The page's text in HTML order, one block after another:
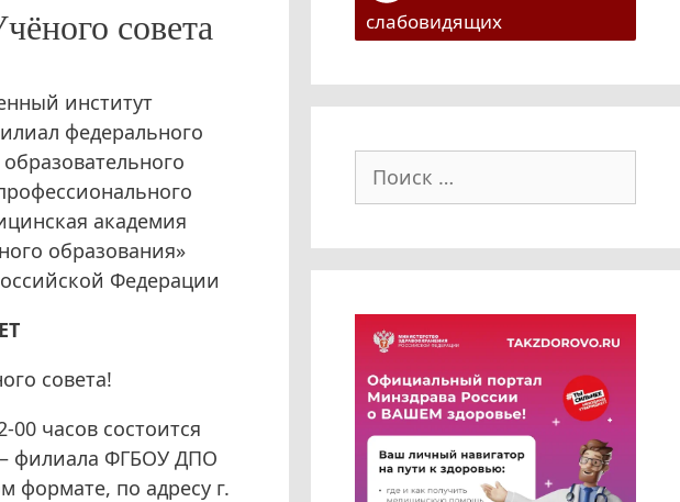
совета
институт
федерального
академия
образования»
Федерации
совета!
00 часов состоится
– филиала ФГБОУ ДПО
по адресу г.
слабовидящих